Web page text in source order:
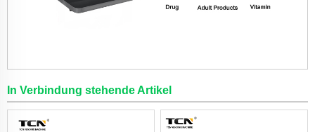
In Verbindung stehende Artikel